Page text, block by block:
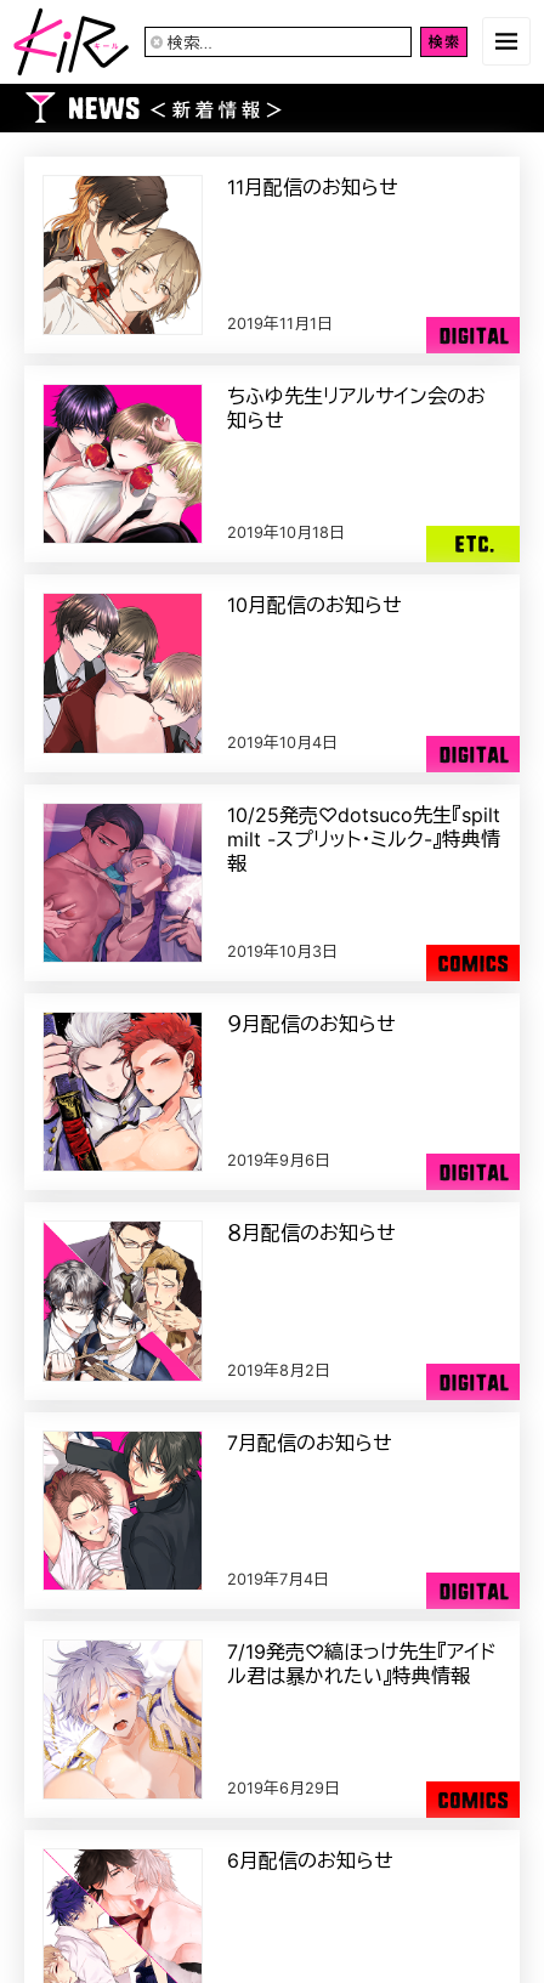
検
11月配信のお知らせ
2019年11月1日
ちふゆ先生リアルサイン会のお
知らせ
2019年10月18日
10月配信のお知らせ
2019年10月4日
10/25発売♡dotsuco先生『spilt
milt -スプリット・ミルク-』特典情
報
2019年10月3日
９月配信のお知らせ
2019年9月6日
８月配信のお知らせ
2019年8月2日
7月配信のお知らせ
2019年7月4日
7/19発売♡縞ほっけ先生『アイド
ル君は暴かれたい』特典情報
2019年6月29日
6月配信のお知らせ